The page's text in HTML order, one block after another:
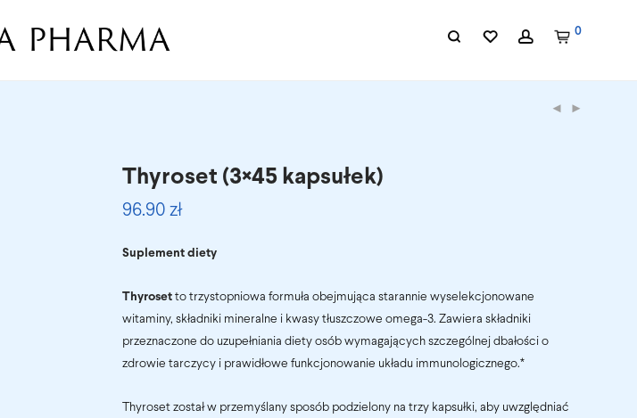
0
Thyroset (3×45 kapsułek)
96.90 zł
Suplement diety
Thyroset to trzystopniowa formuła obejmująca starannie wyselekcjonowane
witaminy, składniki mineralne i kwasy tłuszczowe omega-3. Zawiera składniki
przeznaczone do uzupełniania diety osób wymagających szczególnej dbałości o
zdrowie tarczycy i prawidłowe funkcjonowanie układu immunologicznego.*
Thyroset został w przemyślany sposób podzielony na trzy kapsułki, aby uwzględniać